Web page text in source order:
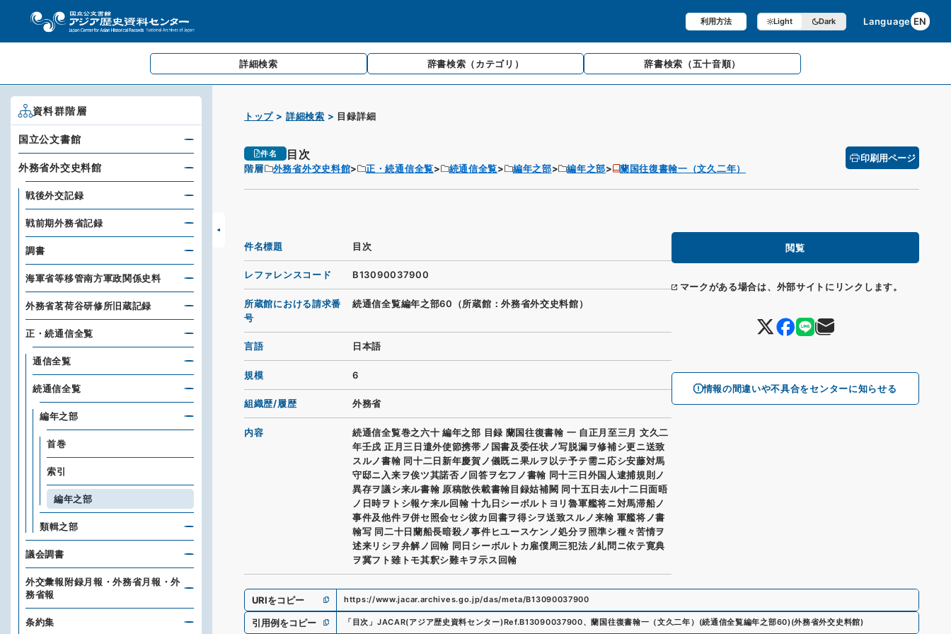
利用方法 Light Dark Language EN
詳細検索 辞書検索 （カテゴリ） 辞書検索 （五十音順）
トップ 詳細検索 目録詳細
件名 目次
階層 外務省外交史料館 正・続通信全覧 続通信全覧 編年之部 編年之部 蘭国往復書翰一（文久二年）
印刷用ページ
閲覧
マークがある場合は、外部サイトにリンクします。
情報の間違いや不具合をセンターに知らせる
件名標題 目次
レファレンスコード B13090037900
所蔵館における請求番
号
続通信全覧編年之部60（所蔵館：外務省外交史料館）
言語 日本語
規模 6
組織歴/履歴 外務省
内容
続通信全覧巻之六十 編年之部 目録 蘭国往復書翰 一 自正月至三月 文久二
年壬戌 正月三日遣外使節携帯ノ国書及委任状ノ写脱漏ヲ修補シ更ニ送致
スルノ書翰 同十二日新年慶賀ノ儀既ニ果ルヲ以テ予テ需ニ応シ安藤対馬
守邸ニ入来ヲ俟ツ其諾否ノ回答ヲ乞フノ書翰 同十三日外国人逮捕規則ノ
異存ヲ議シ来ル書翰 原稿散佚載書翰目録姑補闕 同十五日去ル十二日面晤
ノ日時ヲトシ報ケ来ル回翰 十九日シーボルトヨリ魯軍艦将ニ対馬滞船ノ
事件及他件ヲ併セ照会セシ彼カ回書ヲ得シヲ送致スルノ来翰 軍艦将ノ書
翰写 同二十日蘭船長暗殺ノ事件ヒユースケンノ処分ヲ照準シ種々苦情ヲ
述来リシヲ弁解ノ回翰 同日シーボルトカ雇僕周三犯法ノ糺問ニ依テ寛典
ヲ冀フト雖トモ其釈シ難キヲ示ス回翰
URIをコピー https://www.jacar.archives.go.jp/das/meta/B13090037900
引用例をコピー 「目次 」 JACAR(アジア歴史資料センター)Ref.B13090037900、 蘭国往復書翰一（文久二年） (続通信全覧編年之部60)(外務省外交史料館)
資料群階層
国立公文書館
外務省外交史料館
戦後外交記録
戦前期外務省記録
調書
海軍省等移管南方軍政関係史料
外務省茗荷谷研修所旧蔵記録
正・続通信全覧
通信全覧
続通信全覧
編年之部
首巻
索引
編年之部
類輯之部
議会調書
外交彙報附録月報・外務省月報・外
務省報
条約集